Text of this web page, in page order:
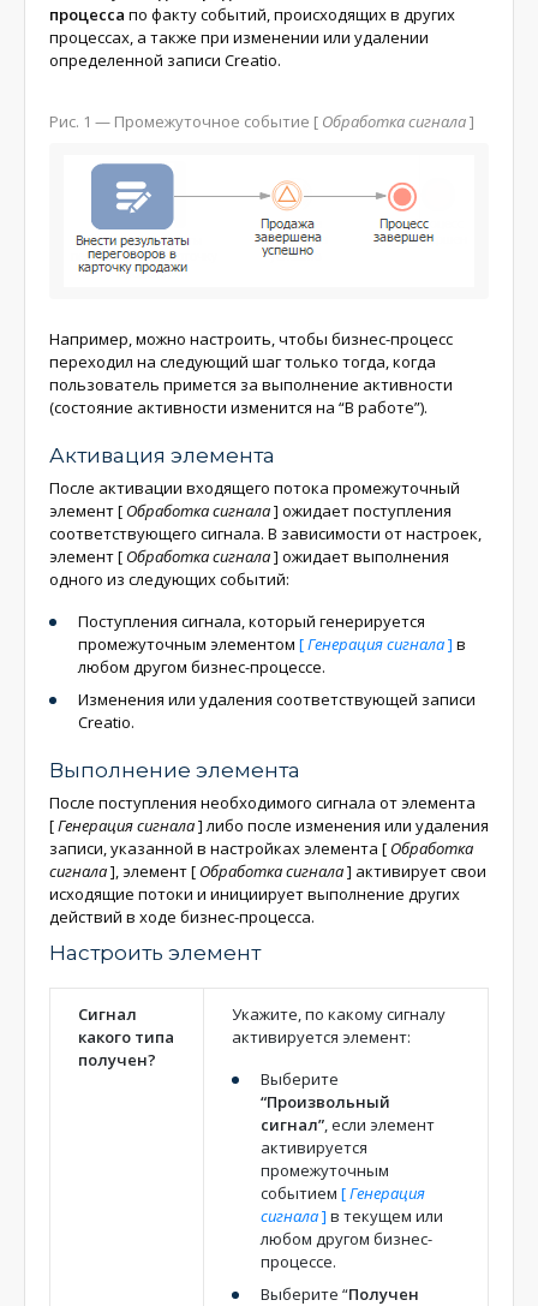
процесса по факту событий, происходящих в других
процессах, а также при изменении или удалении
определенной записи Creatio.
Рис. 1 — Промежуточное событие [ Обработка сигнала]
Например, можно настроить, чтобы бизнес-процесс
переходил на следующий шаг только тогда, когда
пользователь примется за выполнение активности
(состояние активности изменится на “В работе”).
Активация элемента
После активации входящего потока промежуточный
элемент[ Обработка сигнала] ожидает поступления
соответствующего сигнала. В зависимости от настроек,
элемент[ Обработка сигнала] ожидает выполнения
одного из следующих событий:
Поступления сигнала, который генерируется
промежуточным элементом [Генерация сигнала] в
любом другом бизнес-процессе.
Изменения или удаления соответствующей записи
Creatio.
Выполнение элемента
После поступления необходимого сигнала от элемента
[Генерация сигнала]либо после изменения или удаления
записи, указанной в настройках элемента [ Обработка
сигнала], элемент[ Обработка сигнала] активирует свои
исходящие потоки и инициирует выполнение других
действий в ходе бизнес-процесса.
Настроить элемент
Сигнал
какого типа
получен?
Укажите, по какому сигналу
активируется элемент:
Выберите
“Произвольный
сигнал”, если элемент
активируется
промежуточным
событием [Генерация
сигнала] в текущем или
любом другом бизнес-
процессе.
Выберите “Получен